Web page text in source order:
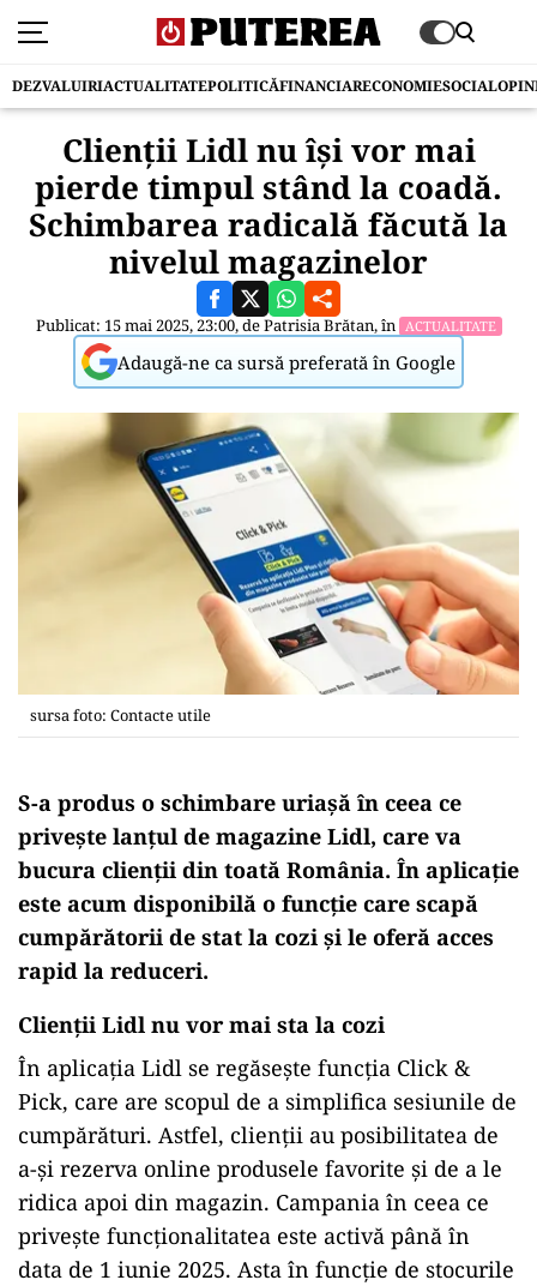
DEZVALUIRIACTUALITATEPOLITICĂFINANCIARECONOMIESOCIAL
Clienții Lidl nu își vor mai
pierde timpul stând la coadă.
Schimbarea radicală făcută la
nivelul magazinelor
Publicat: 15 mai 2025, 23:00, dePatrisia Brătan, în ACTUALITATE
Adaugă-ne ca sursă preferată în Google
sursa foto: Contacte utile
S-a produs o schimbare uriașă în ceea ce
privește lanțul de magazine Lidl, care va
bucura clienții din toată România. În aplicație
este acum disponibilă o funcție care scapă
cumpărătorii de stat la cozi și le oferă acces
rapid la reduceri.
Clienții Lidl nu vor mai sta la cozi
În aplicația Lidl se regăsește funcția Click &
Pick, care are scopul de a simplifica sesiunile de
cumpărături. Astfel, clienții au posibilitatea de
a-și rezerva online produsele favorite și de a le
ridica apoi din magazin. Campania în ceea ce
privește funcționalitatea este activă până în
data de 1 iunie 2025. Asta în funcție de stocurile